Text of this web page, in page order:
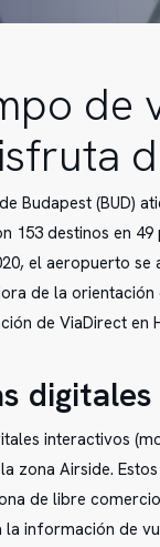
de
Budapest (BUD)
153 destinos en
el aeropuerto
de la
de ViaDirect en
interactivos
zona Airside.
de libre
información de